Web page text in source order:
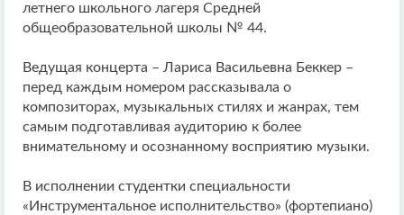
летнего школьного лагеря Средней
общеобразовательной школы № 44.
Ведущая концерта – Лариса Васильевна Беккер –
перед каждым номером рассказывала о
композиторах, музыкальных стилях и жанрах, тем
самым подготавливая аудиторию к более
внимательному и осознанному восприятию музыки.
В исполнении студентки специальности
«Инструментальное исполнительство» (фортепиано)